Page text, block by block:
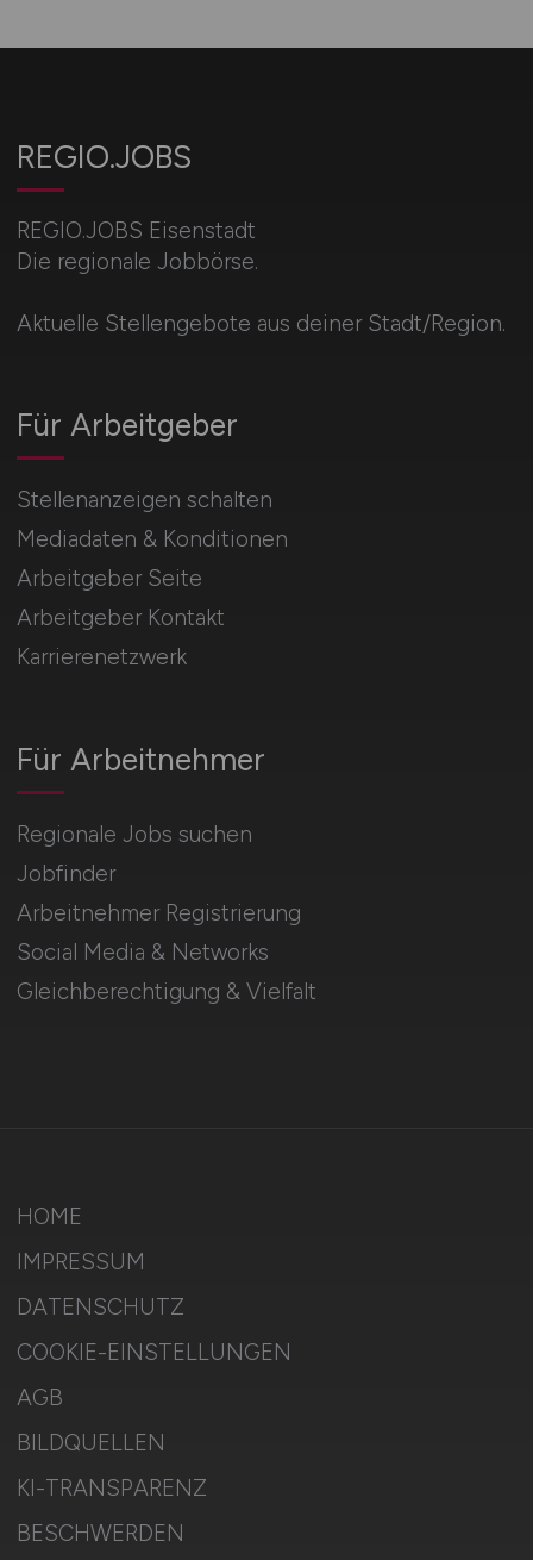
REGIO.JOBS
REGIO.JOBS Eisenstadt
Die regionale Jobbörse.
Aktuelle Stellengebote aus deiner Stadt/Region.
Für Arbeitnehmer
Regionale Jobs suchen
Jobfinder
Arbeitnehmer Registrierung
Social Media & Networks
Gleichberechtigung & Vielfalt
Für Arbeitgeber
Stellenanzeigen schalten
Mediadaten & Konditionen
Arbeitgeber Seite
Arbeitgeber Kontakt
Karrierenetzwerk
HOME
IMPRESSUM
DATENSCHUTZ
COOKIE-EINSTELLUNGEN
AGB
BILDQUELLEN
KI-TRANSPARENZ
BESCHWERDEN